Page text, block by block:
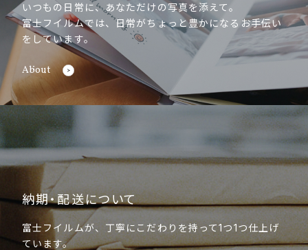
いつもの日常に、あなただけの写真を添えて。
富士フイルムでは、日常がちょっと豊かになるお手伝い
をしています。
About
納期・配送について
富士フイルムが、丁寧にこだわりを持って1つ1つ仕上げ
ています。